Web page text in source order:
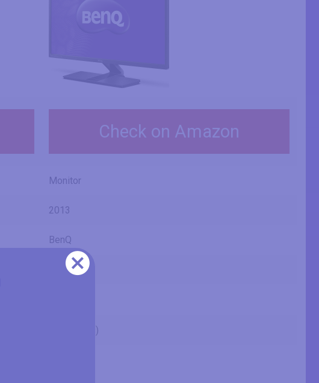
Check on Amazon
Monitor
2013
BenQ
EW2740L
27" (inches)